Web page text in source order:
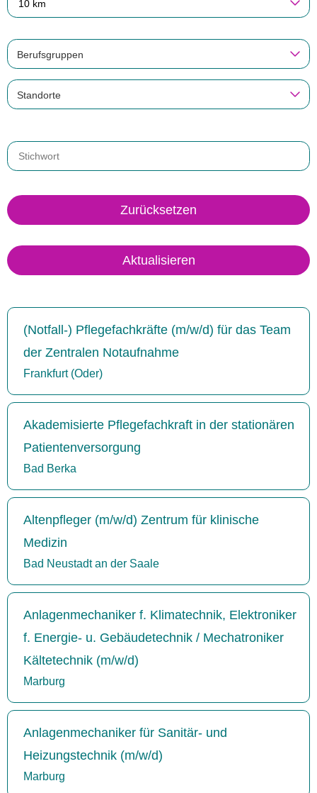
10 km
Berufsgruppen
Standorte
Zurücksetzen
Aktualisieren
(Notfall-) Pflegefachkräfte (m/w/d) für das Team
der Zentralen Notaufnahme
Frankfurt (Oder)
Akademisierte Pflegefachkraft in der stationären
Patientenversorgung
Bad Berka
Altenpfleger (m/w/d) Zentrum für klinische
Medizin
Bad Neustadt an der Saale
Anlagenmechaniker f. Klimatechnik, Elektroniker
f. Energie- u. Gebäudetechnik / Mechatroniker
Kältetechnik (m/w/d)
Marburg
Anlagenmechaniker für Sanitär- und
Heizungstechnik (m/w/d)
Marburg